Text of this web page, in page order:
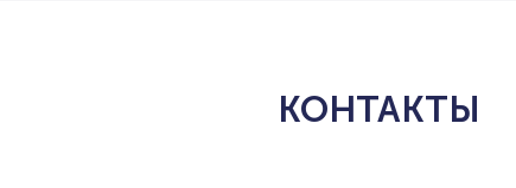
КОНТАКТЫ